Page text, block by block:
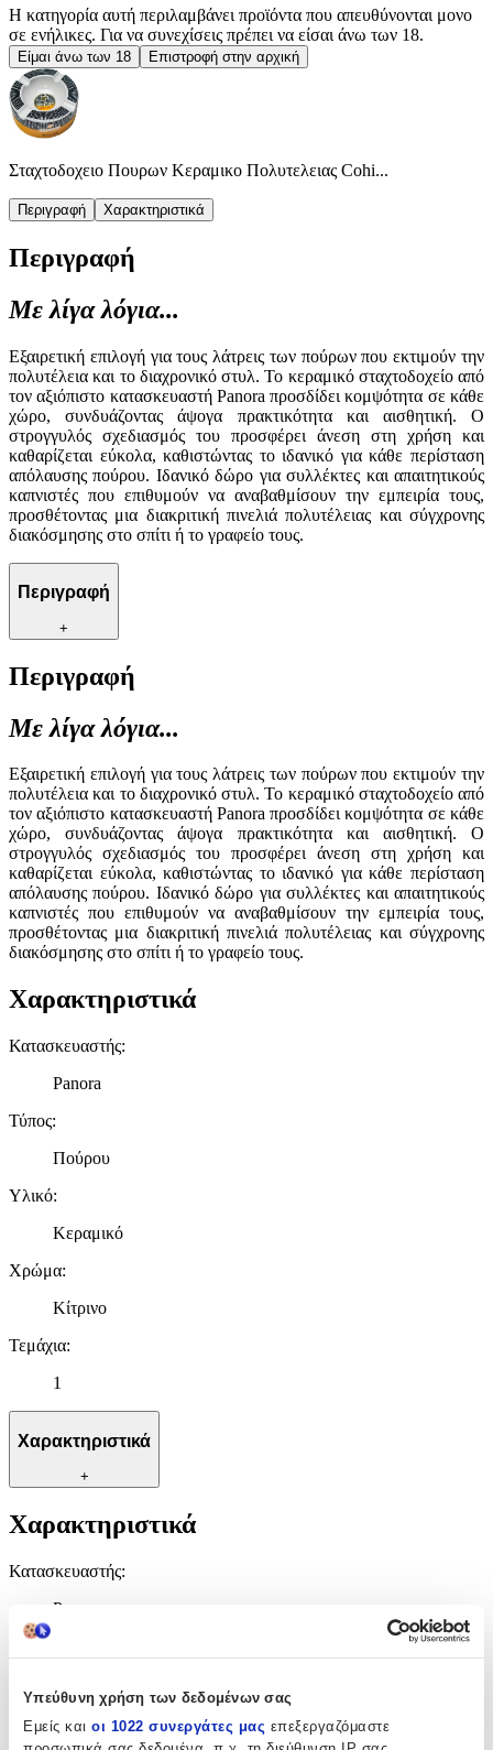
Υπεύθυνη χρήση των δεδομένων σας
Εμείς και οι 1022 συνεργάτες μας επεξεργαζόμαστε
Η κατηγορία αυτή περιλαμβάνει προϊόντα που απευθύνονται μονο
σε ενήλικες. Για να συνεχίσεις πρέπει να είσαι άνω των 18.
Είμαι άνω των 18 Επιστροφή στην αρχική
Σταχτοδοχειο Πουρων Κεραμικο Πολυτελειας Cohi...
Περιγραφή Χαρακτηριστικά
Περιγραφή
Με λίγα λόγια...
Εξαιρετική επιλογή για τους λάτρεις των πούρων που εκτιμούν την
πολυτέλεια και το διαχρονικό στυλ. Το κεραμικό σταχτοδοχείο από
τον αξιόπιστο κατασκευαστή Panora προσδίδει κομψότητα σε κάθε
χώρο, συνδυάζοντας άψογα πρακτικότητα και αισθητική. Ο
στρογγυλός σχεδιασμός του προσφέρει άνεση στη χρήση και
καθαρίζεται εύκολα, καθιστώντας το ιδανικό για κάθε περίσταση
απόλαυσης πούρου. Ιδανικό δώρο για συλλέκτες και απαιτητικούς
καπνιστές που επιθυμούν να αναβαθμίσουν την εμπειρία τους,
προσθέτοντας μια διακριτική πινελιά πολυτέλειας και σύγχρονης
διακόσμησης στο σπίτι ή το γραφείο τους.
Περιγραφή
+
Περιγραφή
Με λίγα λόγια...
Εξαιρετική επιλογή για τους λάτρεις των πούρων που εκτιμούν την
πολυτέλεια και το διαχρονικό στυλ. Το κεραμικό σταχτοδοχείο από
τον αξιόπιστο κατασκευαστή Panora προσδίδει κομψότητα σε κάθε
χώρο, συνδυάζοντας άψογα πρακτικότητα και αισθητική. Ο
στρογγυλός σχεδιασμός του προσφέρει άνεση στη χρήση και
καθαρίζεται εύκολα, καθιστώντας το ιδανικό για κάθε περίσταση
απόλαυσης πούρου. Ιδανικό δώρο για συλλέκτες και απαιτητικούς
καπνιστές που επιθυμούν να αναβαθμίσουν την εμπειρία τους,
προσθέτοντας μια διακριτική πινελιά πολυτέλειας και σύγχρονης
διακόσμησης στο σπίτι ή το γραφείο τους.
Χαρακτηριστικά
Κατασκευαστής:
Panora
Τύπος:
Πούρου
Υλικό:
Κεραμικό
Χρώμα:
Κίτρινο
Τεμάχια:
1
Χαρακτηριστικά
+
Χαρακτηριστικά
Κατασκευαστής:
Panora
Τύπος
Υλικό: